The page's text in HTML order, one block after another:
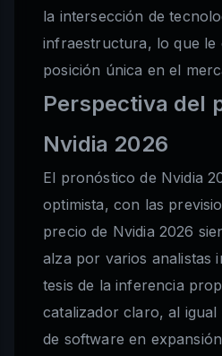
la intersección de
infraestructura, lo que le
posición única en el
Perspectiva del
Nvidia 2026
El pronóstico de Nvidia
optimista, con las
precio de Nvidia 2026
alza por varios analistas
tesis de la inferencia
catalizador claro, al igual
de software en